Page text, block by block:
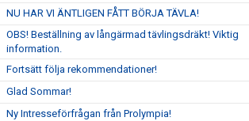
NU HAR VI ÄNTLIGEN FÅTT BÖRJA TÄVLA!
OBS! Beställning av långärmad tävlingsdräkt! Viktig
information.
Fortsätt följa rekommendationer!
Glad Sommar!
Ny Intresseförfrågan från Prolympia!